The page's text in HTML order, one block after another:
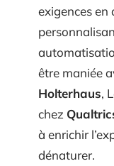
exigences
être maniée
Holterhaus,
chez
à enrichir
dénaturer.